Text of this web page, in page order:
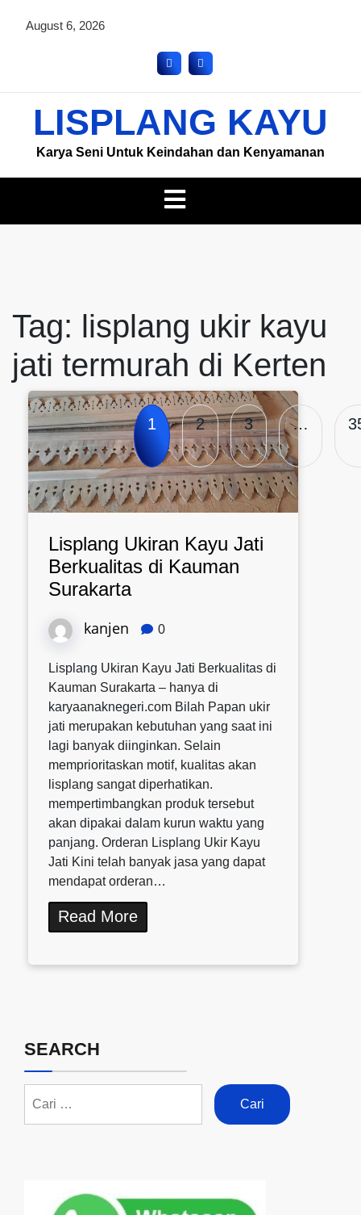
August 6, 2026
LISPLANG KAYU
Karya Seni Untuk Keindahan dan Kenyamanan
Tag: lisplang ukir kayu
jati termurah di Kerten
Lisplang Ukiran Kayu Jati
Berkualitas di Kauman
Surakarta
kanjen 0
Lisplang Ukiran Kayu Jati Berkualitas di
Kauman Surakarta – hanya di
karyaanaknegeri.com Bilah Papan ukir
jati merupakan kebutuhan yang saat ini
lagi banyak diinginkan. Selain
memprioritaskan motif, kualitas akan
lisplang sangat diperhatikan.
mempertimbangkan produk tersebut
akan dipakai dalam kurun waktu yang
panjang. Orderan Lisplang Ukir Kayu
Jati Kini telah banyak jasa yang dapat
mendapat orderan…
Read More
1 2 3 …
SEARCH